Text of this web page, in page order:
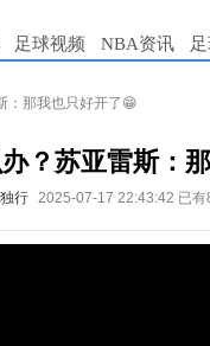
足球视频 NBA资讯
：那我也只好开了😁
？苏亚雷斯：
行 2025-07-17 22:43:42 已有